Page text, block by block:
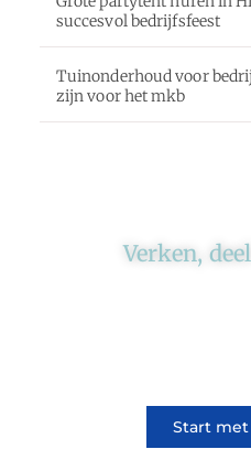
succesvol bedrijfsfeest
Tuinonderhoud voor
zijn voor het mkb
Verken,
Start